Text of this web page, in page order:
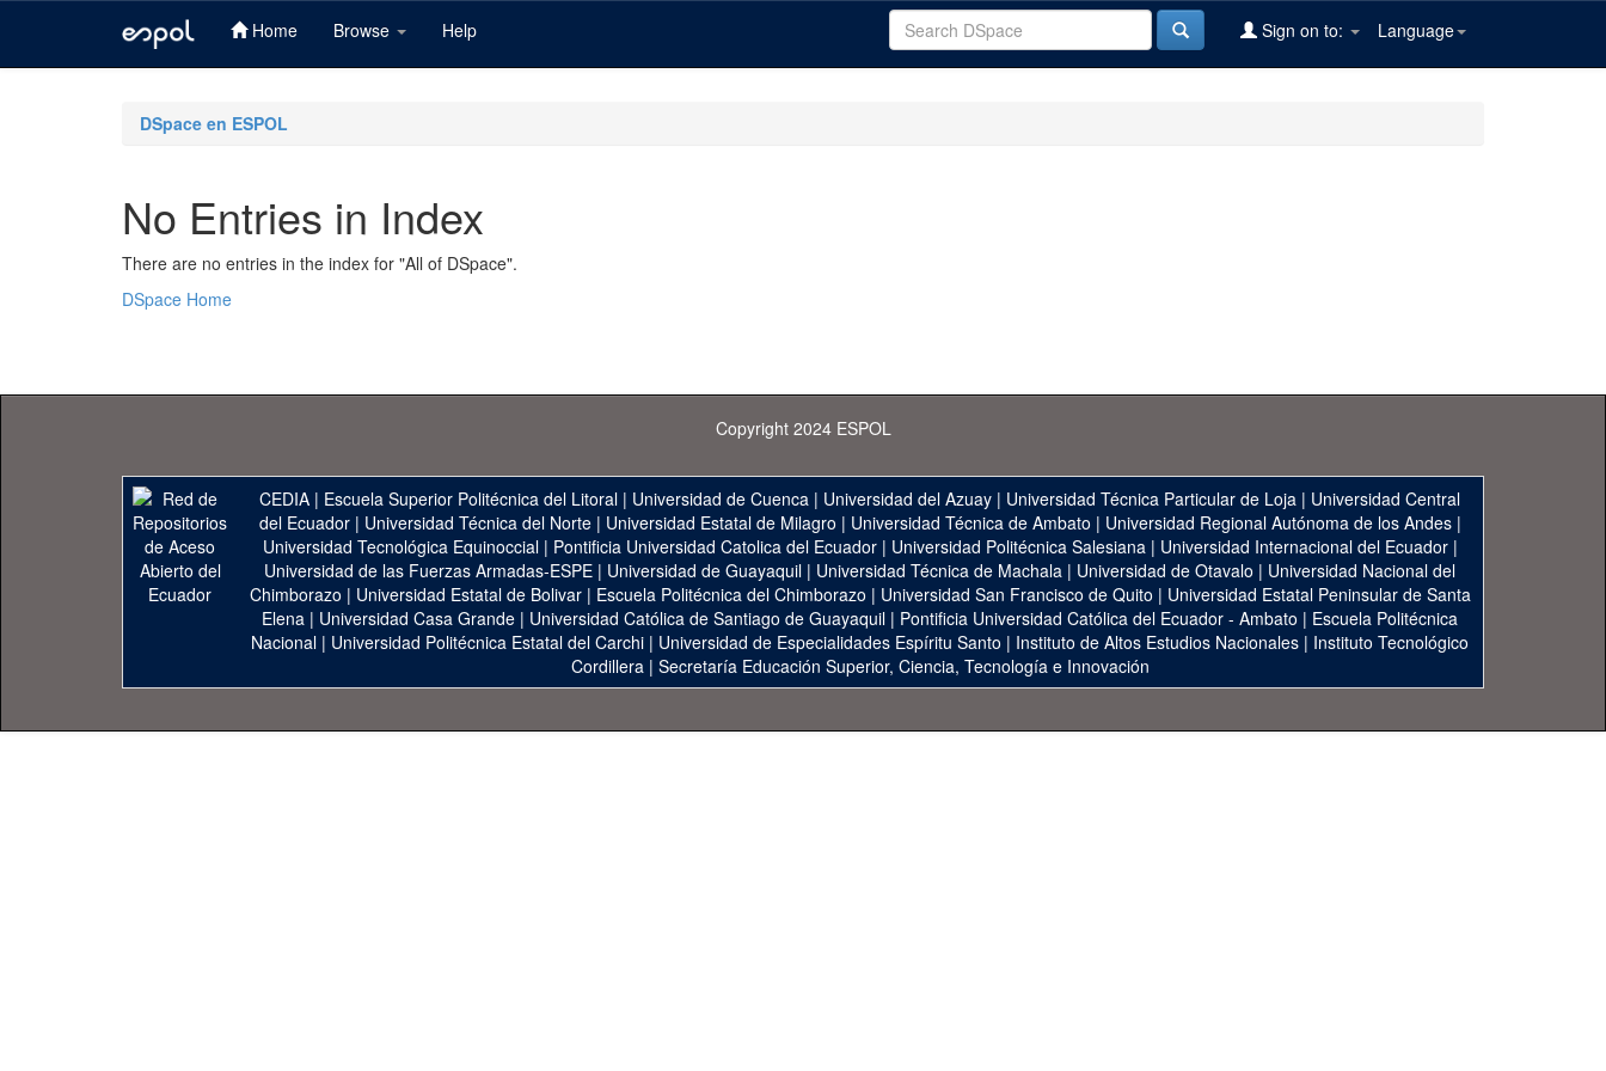
Home Browse Help Language
Sign on to:
DSpace en ESPOL
No Entries in Index
There are no entries in the index for "All of DSpace".
DSpace Home
Copyright 2024 ESPOL
CEDIA | Escuela Superior Politécnica del Litoral | Universidad de Cuenca | Universidad del Azuay | Universidad Técnica Particular de Loja | Universidad Central
del Ecuador| Universidad Técnica del Norte| Universidad Estatal de Milagro | Universidad Técnica de Ambato | Universidad Regional Autónoma de los Andes|
Universidad Tecnológica Equinoccial| Pontificia Universidad Catolica del Ecuador| Universidad Politécnica Salesiana| Universidad Internacional del Ecuador|
Universidad de las Fuerzas Armadas-ESPE | Universidad de Guayaquil | Universidad Técnica de Machala | Universidad de Otavalo | Universidad Nacional del
Chimborazo | Universidad Estatal de Bolivar| Escuela Politécnica del Chimborazo | Universidad San Francisco de Quito | Universidad Estatal Peninsular de Santa
Elena | Universidad Casa Grande | Universidad Católica de Santiago de Guayaquil | Pontificia Universidad Católica del Ecuador - Ambato | Escuela Politécnica
Nacional | Universidad Politécnica Estatal del Carchi | Universidad de Especialidades Espíritu Santo | Instituto de Altos Estudios Nacionales | Instituto Tecnológico
Cordillera| Secretaría Educación Superior, Ciencia, Tecnología e Innovación